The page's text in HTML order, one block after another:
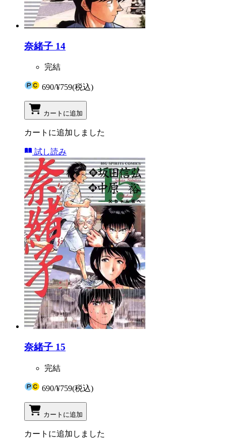
奈緒子 14
完結
690/¥759(税込)
カートに追加
カートに追加しました
試し読み
奈緒子 15
完結
690/¥759(税込)
カートに追加
カートに追加しました